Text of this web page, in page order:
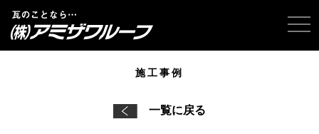
施工事例
一覧に戻る